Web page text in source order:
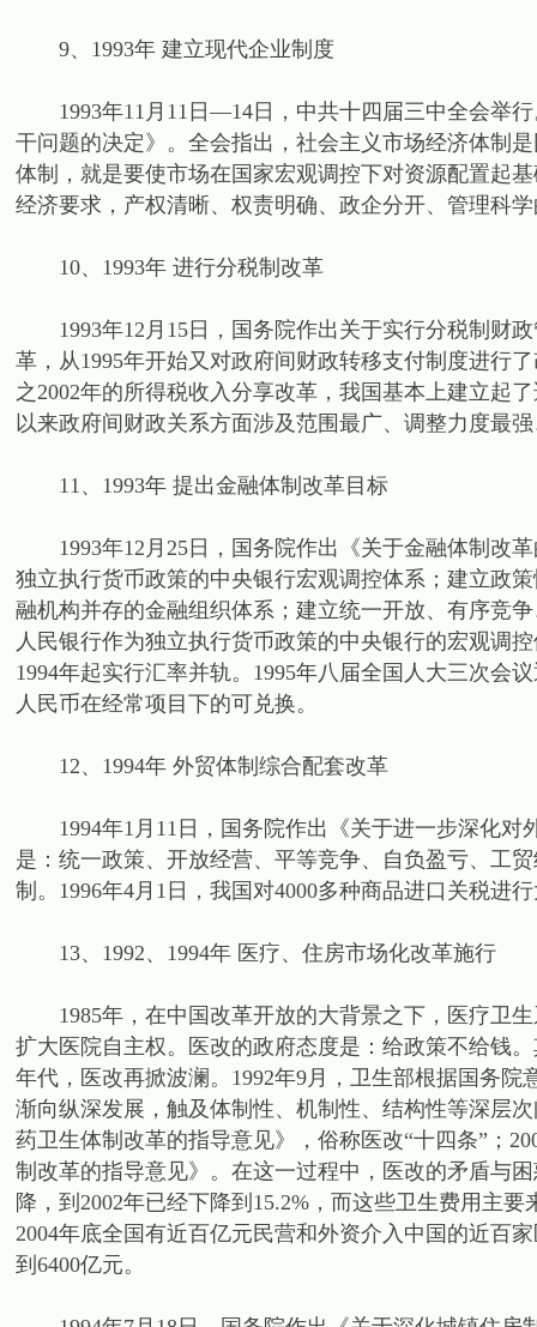
9、1993年 建立现代企业制度
1993年11月11日—14日，中共十四届三中全会举行
干问题的决定》。全会指出，社会主义市场经济体制
体制，就是要使市场在国家宏观调控下对资源配置起
经济要求，产权清晰、权责明确、政企分开、管理科
10、1993年 进行分税制改革
1993年12月15日，国务院作出关于实行分税制财政
革，从1995年开始又对政府间财政转移支付制度进行
之2002年的所得税收入分享改革，我国基本上建立起
以来政府间财政关系方面涉及范围最广、调整力度最
11、1993年 提出金融体制改革目标
1993年12月25日，国务院作出《关于金融体制改
独立执行货币政策的中央银行宏观调控体系；建立政
融机构并存的金融组织体系；建立统一开放、有序竞
人民银行作为独立执行货币政策的中央银行的宏观调
1994年起实行汇率并轨。1995年八届全国人大三次会
人民币在经常项目下的可兑换。
12、1994年 外贸体制综合配套改革
1994年1月11日，国务院作出《关于进一步深化对
是：统一政策、开放经营、平等竞争、自负盈亏、工
制。1996年4月1日，我国对4000多种商品进口关税进
13、1992、1994年 医疗、住房市场化改革施行
1985年，在中国改革开放的大背景之下，医疗卫生
扩大医院自主权。医改的政府态度是：给政策不给钱
年代，医改再掀波澜。1992年9月，卫生部根据国务院
渐向纵深发展，触及体制性、机制性、结构性等深层
药卫生体制改革的指导意见》，俗称医改“十四条”；
制改革的指导意见》。在这一过程中，医改的矛盾与
降，到2002年已经下降到15.2%，而这些卫生费用主
2004年底全国有近百亿元民营和外资介入中国的近百
到6400亿元。